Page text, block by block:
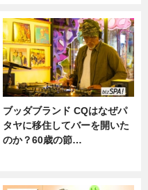
ブッダブランド CQはなぜパ
タヤに移住してバーを開いた
のか？60歳の節…